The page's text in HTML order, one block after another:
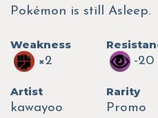
Pokémon is still Asleep.
Weakness
×2
-20
Artist
kawayoo
Rarity
Promo